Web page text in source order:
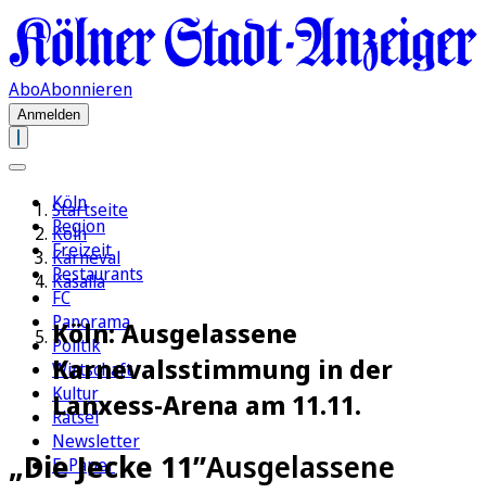
AboAbonnieren
Anmelden
Köln
Region
Freizeit
Restaurants
FC
Panorama
Politik
Wirtschaft
Kultur
Rätsel
Newsletter
E-Paper
Startseite
Köln
Karneval
Kasalla
Köln: Ausgelassene
Karnevalsstimmung in der
Lanxess-Arena am 11.11.
„Die Jecke 11”Ausgelassene